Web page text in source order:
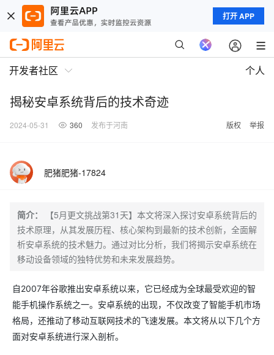
打开 APP
开发者社区 个人
揭秘安卓系统背后的技术奇迹
2024-05-31 360 发布于河南 版权 举报
肥猪肥猪-17824
简介：
【5月更文挑战第31天】本文将深入探讨安卓系统背后的
技术原理，从其发展历程、核心架构到最新的技术创新，全面解
析安卓系统的技术魅力。通过对比分析，我们将揭示安卓系统在
移动设备领域的独特优势和未来发展趋势。
自2007年谷歌推出安卓系统以来，它已经成为全球最受欢迎的智
能手机操作系统之一。安卓系统的出现，不仅改变了智能手机市场
格局，还推动了移动互联网技术的飞速发展。本文将从以下几个方
面对安卓系统进行深入剖析。